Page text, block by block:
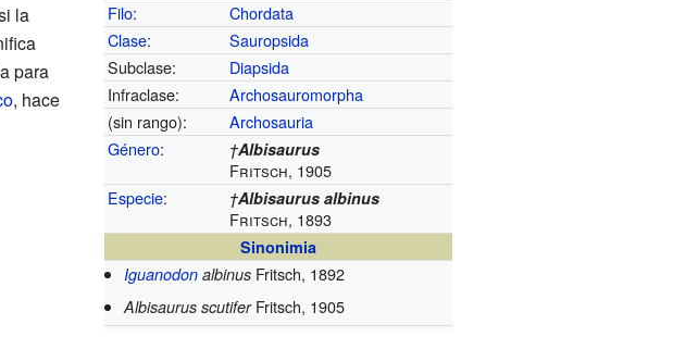
Filo:
Chordata
Clase:
Sauropsida
Subclase:
Diapsida
Infraclase:
Archosauromorpha
(sin rango):
Archosauria
Género: †Albisaurus
Fritsch, 1905
Especie: †Albisaurus albinus
Fritsch, 1893
Sinonimia
Iguanodonalbinus Fritsch, 1892
Albisaurus scutifer Fritsch, 1905
la
para
, hace